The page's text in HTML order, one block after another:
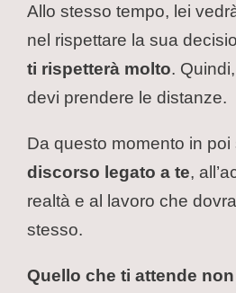
Allo stesso tempo, lei
nel rispettare la sua
ti rispetterà molto.
devi prendere le distanze.
Da questo momento in poi
discorso legato a te,
realtà e al lavoro che
stesso.
Quello che ti attende